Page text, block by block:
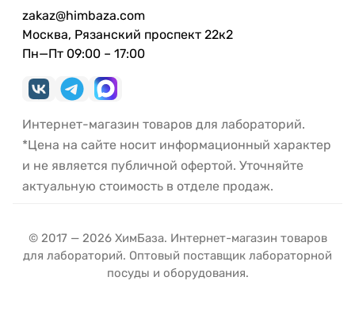
zakaz@himbaza.com
Москва, Рязанский проспект 22к2
Пн—Пт 09:00 – 17:00
Интернет-магазин товаров для лабораторий.
*Цена на сайте носит информационный характер
и не является публичной офертой. Уточняйте
актуальную стоимость в отделе продаж.
© 2017 — 2026 ХимБаза. Интернет-магазин товаров
для лабораторий. Оптовый поставщик лабораторной
посуды и оборудования.